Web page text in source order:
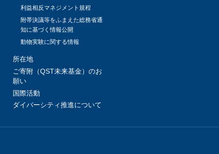
利益相反マネジメント規程
附帯決議等をふまえた総務省通
知に基づく情報公開
動物実験に関する情報
所在地
ご寄附（QST未来基金）のお
願い
国際活動
ダイバーシティ推進について